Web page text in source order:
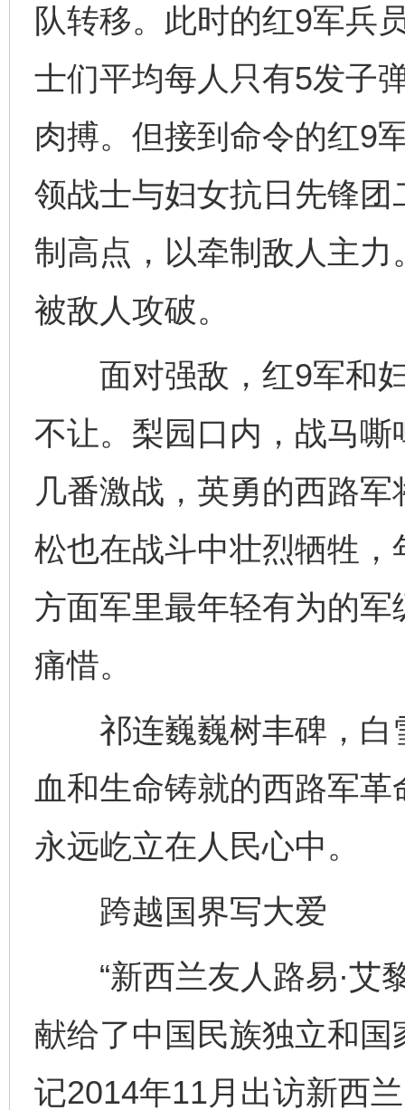
队转移。此时的红9军兵
士们平均每人只有5发子
肉搏。但接到命令的红9
领战士与妇女抗日先锋
制高点，以牵制敌人主
被敌人攻破。
面对强敌，红9军和妇
不让。梨园口内，战马
几番激战，英勇的西路
松也在战斗中壮烈牺牲，
方面军里最年轻有为的军
痛惜。
祁连巍巍树丰碑，白
血和生命铸就的西路军
永远屹立在人民心中。
跨越国界写大爱
“新西兰友人路易·艾
献给了中国民族独立和国
记2014年11月出访新西